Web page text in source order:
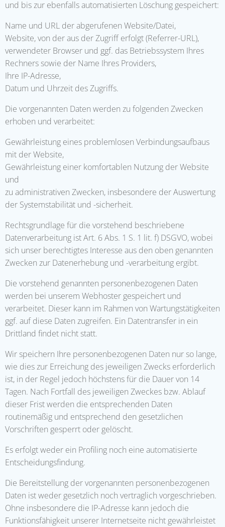
und bis zur ebenfalls automatisierten Löschung gespeichert:
Name und URL der abgerufenen Website/Datei,
Website, von der aus der Zugriff erfolgt (Referrer-URL),
verwendeter Browser und ggf. das Betriebssystem Ihres
Rechners sowie der Name Ihres Providers,
Ihre IP-Adresse,
Datum und Uhrzeit des Zugriffs.
Die vorgenannten Daten werden zu folgenden Zwecken
erhoben und verarbeitet:
Gewährleistung eines problemlosen Verbindungsaufbaus
mit der Website,
Gewährleistung einer komfortablen Nutzung der Website
und
zu administrativen Zwecken, insbesondere der Auswertung
der Systemstabilität und -sicherheit.
Rechtsgrundlage für die vorstehend beschriebene
Datenverarbeitung ist Art. 6 Abs. 1 S. 1 lit. f) DSGVO, wobei
sich unser berechtigtes Interesse aus den oben genannten
Zwecken zur Datenerhebung und -verarbeitung ergibt.
Die vorstehend genannten personenbezogenen Daten
werden bei unserem Webhoster gespeichert und
verarbeitet. Dieser kann im Rahmen von Wartungstätigkeiten
ggf. auf diese Daten zugreifen. Ein Datentransfer in ein
Drittland findet nicht statt.
Wir speichern Ihre personenbezogenen Daten nur so lange,
wie dies zur Erreichung des jeweiligen Zwecks erforderlich
ist, in der Regel jedoch höchstens für die Dauer von 14
Tagen. Nach Fortfall des jeweiligen Zweckes bzw. Ablauf
dieser Frist werden die entsprechenden Daten
routinemäßig und entsprechend den gesetzlichen
Vorschriften gesperrt oder gelöscht.
Es erfolgt weder ein Profiling noch eine automatisierte
Entscheidungsfindung.
Die Bereitstellung der vorgenannten personenbezogenen
Daten ist weder gesetzlich noch vertraglich vorgeschrieben.
Ohne insbesondere die IP-Adresse kann jedoch die
Funktionsfähigkeit unserer Internetseite nicht gewährleistet